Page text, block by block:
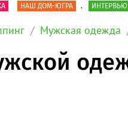
НАШ ДОМ-ЮГРА . ИНТЕРВЬЮ
Мужская одежда